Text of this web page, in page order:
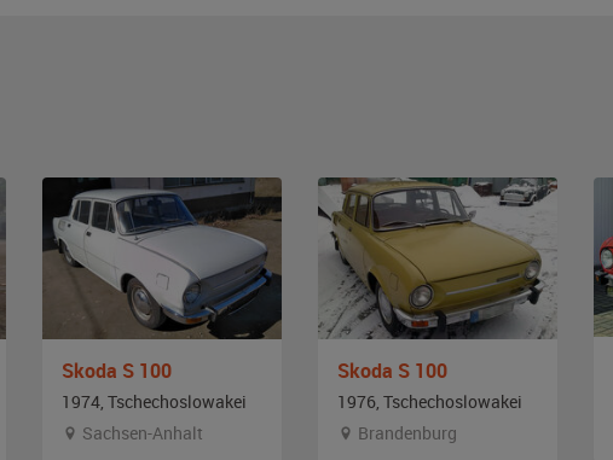
Skoda S 100
1974, Tschechoslowakei
Sachsen-Anhalt
Skoda S 100
1976, Tschechoslowakei
Brandenburg